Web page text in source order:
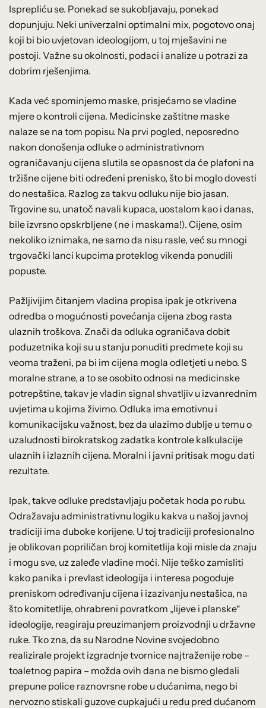
Isprepliću se. Ponekad se sukobljavaju, ponekad
dopunjuju. Neki univerzalni optimalni mix, pogotovo onaj
koji bi bio uvjetovan ideologijom, u toj mješavini ne
postoji. Važne su okolnosti, podaci i analize u potrazi za
dobrim rješenjima.
Kada već spominjemo maske, prisjećamo se vladine
mjere o kontroli cijena. Medicinske zaštitne maske
nalaze se na tom popisu. Na prvi pogled, neposredno
nakon donošenja odluke o administrativnom
ograničavanju cijena slutila se opasnost da će plafoni na
tržišne cijene biti određeni prenisko, što bi moglo dovesti
do nestašica. Razlog za takvu odluku nije bio jasan.
Trgovine su, unatoč navali kupaca, uostalom kao i danas,
bile izvrsno opskrbljene (ne i maskama!). Cijene, osim
nekoliko iznimaka, ne samo da nisu rasle, već su mnogi
trgovački lanci kupcima proteklog vikenda ponudili
popuste.
Pažljivijim čitanjem vladina propisa ipak je otkrivena
odredba o mogućnosti povećanja cijena zbog rasta
ulaznih troškova. Znači da odluka ograničava dobit
poduzetnika koji su u stanju ponuditi predmete koji su
veoma traženi, pa bi im cijena mogla odletjeti u nebo. S
moralne strane, a to se osobito odnosi na medicinske
potrepštine, takav je vladin signal shvatljiv u izvanrednim
uvjetima u kojima živimo. Odluka ima emotivnu i
komunikacijsku važnost, bez da ulazimo dublje u temu o
uzaludnosti birokratskog zadatka kontrole kalkulacije
ulaznih i izlaznih cijena. Moralni i javni pritisak mogu dati
rezultate.
Ipak, takve odluke predstavljaju početak hoda po rubu.
Odražavaju administrativnu logiku kakva u našoj javnoj
tradiciji ima duboke korijene. U toj tradiciji profesionalno
je oblikovan popriličan broj komitetlija koji misle da znaju
i mogu sve, uz zaleđe vladine moći. Nije teško zamisliti
kako panika i prevlast ideologija i interesa pogoduje
preniskom određivanju cijena i izazivanju nestašica, na
što komitetlije, ohrabreni povratkom „lijeve i planske“
ideologije, reagiraju preuzimanjem proizvodnji u državne
ruke. Tko zna, da su Narodne Novine svojedobno
realizirale projekt izgradnje tvornice najtraženije robe –
toaletnog papira – možda ovih dana ne bismo gledali
prepune police raznovrsne robe u dućanima, nego bi
nervozno stiskali guzove cupkajući u redu pred dućanom